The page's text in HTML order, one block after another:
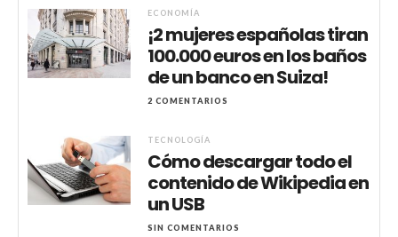
ECONOMÍA
¡2 mujeres españolas tiran
100.000 euros en los baños
de un banco en Suiza!
2 COMENTARIOS
TECNOLOGÍA
Cómo descargar todo el
contenido de Wikipedia en
un USB
SIN COMENTARIOS